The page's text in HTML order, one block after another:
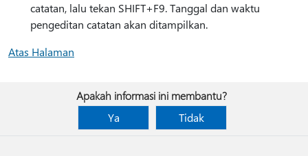
catatan, lalu tekan SHIFT+F9. Tanggal dan waktu
pengeditan catatan akan ditampilkan.
Atas Halaman
Apakah informasi ini membantu?
Ya
Tidak